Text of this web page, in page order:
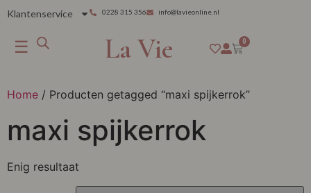
Klantenservice 0228 315 356 info@lavieonline.nl
☰ La Vie 0
Home / Producten getagged “maxi spijkerrok”
maxi spijkerrok
Enig resultaat